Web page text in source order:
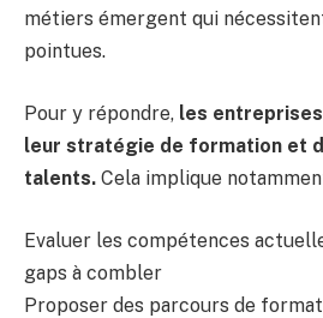
métiers émergent qui
pointues.
Pour y répondre, les
leur stratégie de formation et
talents. Cela implique
Evaluer les compétences
gaps à combler
Proposer des parcours de